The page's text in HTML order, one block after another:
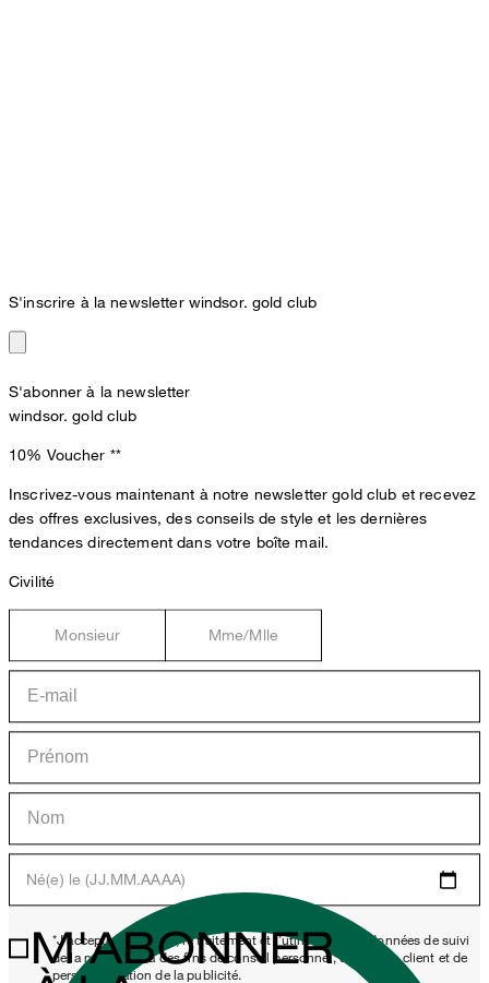
S'inscrire à la newsletter windsor. gold club
S'abonner à la newsletter
windsor. gold club
10% Voucher **
Inscrivez-vous maintenant à notre newsletter gold club et recevez
des offres exclusives, des conseils de style et les dernières
tendances directement dans votre boîte mail.
Civilité
Monsieur Mme/Mlle
Né(e) le (JJ.MM.AAAA)
*J'accepte la collecte, le traitement et l'utilisation des données de suivi
de la newsletter à des fins de conseil personnel, de service client et de
personnalisation de la publicité.
M'ABONNER